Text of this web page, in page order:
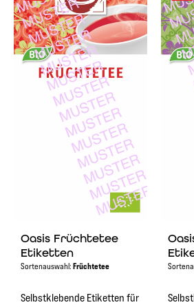
Oasis Früchtetee
Etiketten
Sortenauswahl:Früchtetee
Selbstklebende Etiketten für